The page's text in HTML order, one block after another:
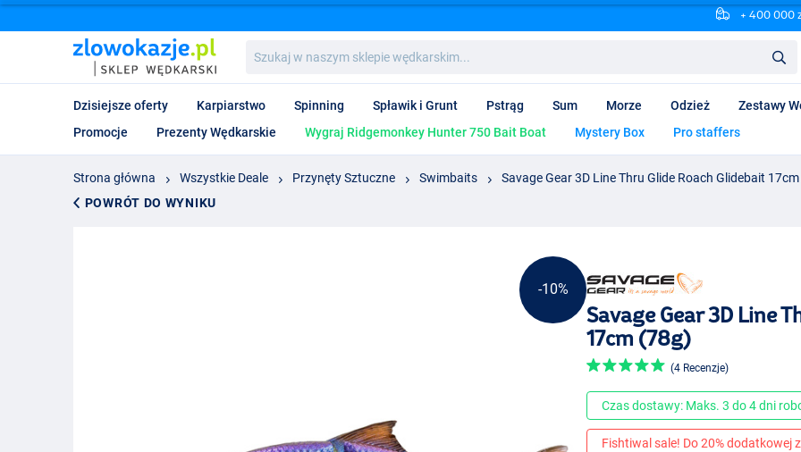
+ 400 000
w
naszym
wędkarskim...
Dzisiejsze oferty Karpiarstwo Spinning Spławik i Grunt Pstrąg Sum Morze Odzież Zestawy
Promocje
Prezenty Wędkarskie Wygraj Ridgemonkey Hunter 750 Bait Boat Mystery Box Pro staffers
Strona główna Wszystkie Deale Przynęty Sztuczne Swimbaits
Savage Gear 3D Line Thru Glide Roach Glidebait
POWRÓT DO WYNIKU
-10%
Savage Gear 3D Line
17cm (78g)
(4 Recenzje)
Czas dostawy: Maks. 3 do 4 dni
Fishtiwal sale! Do 20% dodatkowej